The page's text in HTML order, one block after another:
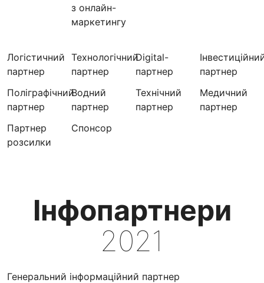
з онлайн-
маркетингу
Логістичний
партнер
Технологічний
партнер
Digital-
партнер
партнер
Поліграфічний
партнер
Водний
партнер
Технічний
партнер
Медичний
партнер
Партнер
розсилки
Cпонсор
Інфопартнери
2021
Генеральний інформаційний партнер